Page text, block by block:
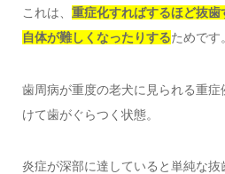
これは、 重症化すればするほど抜
自体が難しくなったりするためです。
歯周病が重度の老犬に見られる重
けて歯がぐらつく状態。
炎症が深部に達していると単純な